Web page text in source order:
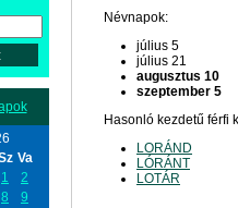
Va
1
2
8
9
Névnapok:
július 5
július 21
augusztus 10
szeptember 5
Hasonló kezdetű férfi
LORÁND
LÓRÁNT
LOTÁR